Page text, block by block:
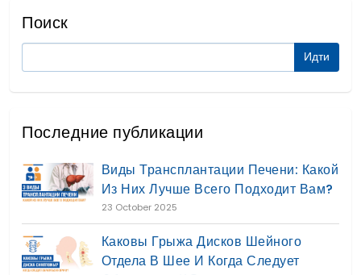
Поиск
Последние публикации
Виды Трансплантации Печени: Какой
Из Них Лучше Всего Подходит Вам?
23 October 2025
Каковы Грыжа Дисков Шейного
Отдела В Шее И Когда Следует